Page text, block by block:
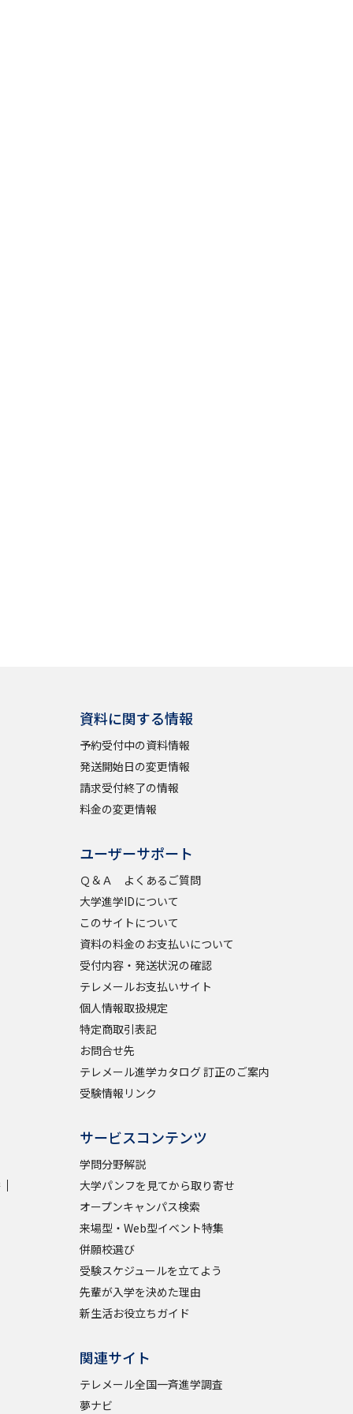
資料に関する情報
予約受付中の資料情報
発送開始日の変更情報
請求受付終了の情報
料金の変更情報
ユーザーサポート
Ｑ＆Ａ よくあるご質問
大学進学IDについて
このサイトについて
資料の料金のお支払いについて
受付内容・発送状況の確認
テレメールお支払いサイト
個人情報取扱規定
特定商取引表記
お問合せ先
テレメール進学カタログ 訂正のご案内
受験情報リンク
サービスコンテンツ
学問分野解説
大学パンフを見てから取り寄せ
オープンキャンパス検索
来場型・Web型イベント特集
併願校選び
受験スケジュールを立てよう
先輩が入学を決めた理由
新生活お役立ちガイド
関連サイト
テレメール全国一斉進学調査
夢ナビ